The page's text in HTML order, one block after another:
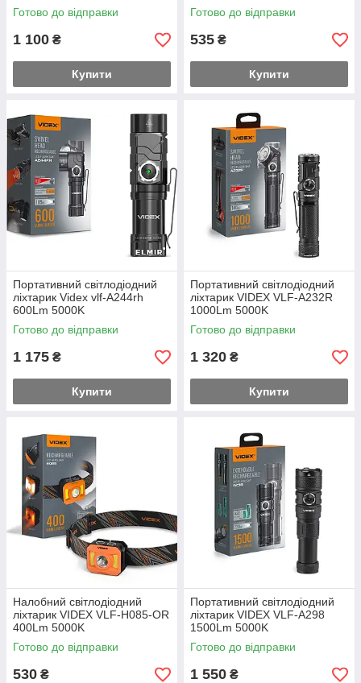
Готово до відправки
1 100 ₴
Купити
Готово до відправки
535 ₴
Купити
Портативний світлодіодний
ліхтарик Videx vlf-A244rh
600Lm 5000K
Готово до відправки
1 175 ₴
Купити
Портативний світлодіодний
ліхтарик VIDEX VLF-A232R
1000Lm 5000K
Готово до відправки
1 320 ₴
Купити
Налобний світлодіодний
ліхтарик VIDEX VLF-H085-OR
400Lm 5000K
Готово до відправки
530 ₴
Портативний світлодіодний
ліхтарик VIDEX VLF-A298
1500Lm 5000K
Готово до відправки
1 550 ₴